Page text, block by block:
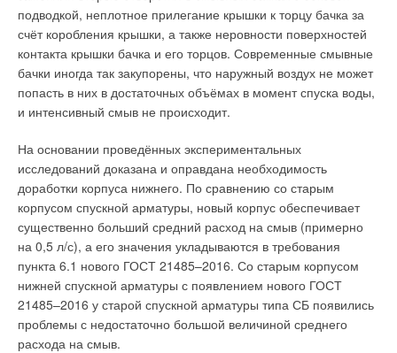
подводкой, неплотное прилегание крышки к торцу бачка за
счёт коробления крышки, а также неровности поверхностей
контакта крышки бачка и его торцов. Современные смывные
бачки иногда так закупорены, что наружный воздух не может
попасть в них в достаточных объёмах в момент спуска воды,
и интенсивный смыв не происходит.
На основании проведённых экспериментальных
исследований доказана и оправдана необходимость
доработки корпуса нижнего. По сравнению со старым
корпусом спускной арматуры, новый корпус обеспечивает
существенно больший средний расход на смыв (примерно
на 0,5 л/с), а его значения укладываются в требования
пункта 6.1 нового ГОСТ 21485–2016. Со старым корпусом
нижней спускной арматуры с появлением нового ГОСТ
21485–2016 у старой спускной арматуры типа СБ появились
проблемы с недостаточно большой величиной среднего
расхода на смыв.